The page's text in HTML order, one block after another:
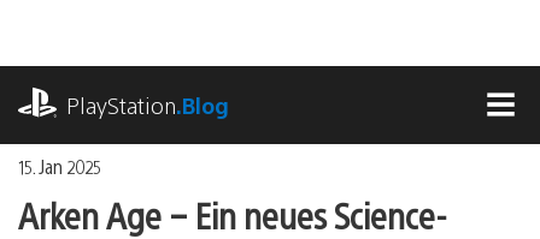
springen
PlayStation.Blog
15. Jan 2025
Arken Age – Ein neues Science-